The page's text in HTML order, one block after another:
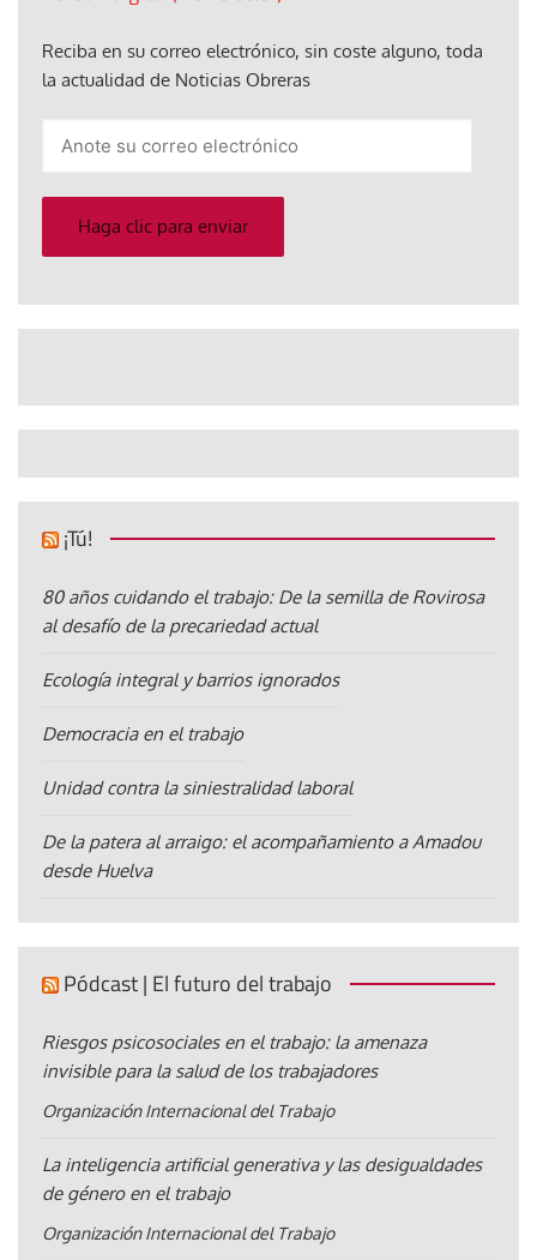
Reciba en su correo electrónico, sin coste alguno, toda
la actualidad de Noticias Obreras
electrónico
Haga clic para enviar
¡Tú!
80 años cuidando el trabajo: De la semilla de Rovirosa
al desafío de la precariedad actual
Ecología integral y barrios ignorados
Democracia en el trabajo
Unidad contra la siniestralidad laboral
De la patera al arraigo: el acompañamiento a Amadou
desde Huelva
Pódcast | El futuro del trabajo
Riesgos psicosociales en el trabajo: la amenaza
invisible para la salud de los trabajadores
Organización Internacional del Trabajo
La inteligencia artificial generativa y las desigualdades
de género en el trabajo
Organización Internacional del Trabajo